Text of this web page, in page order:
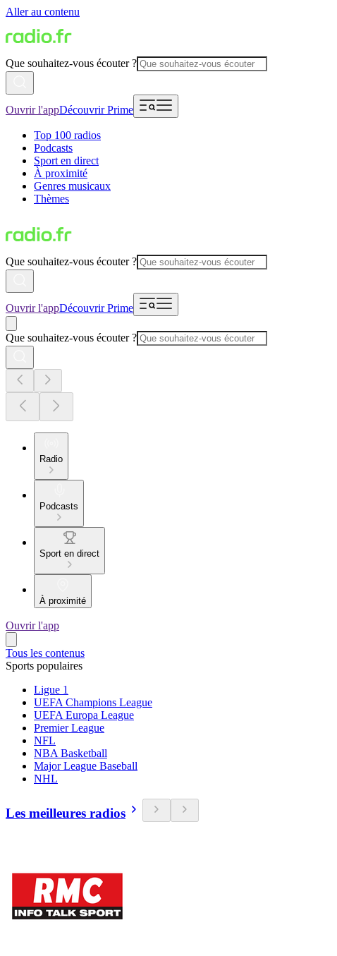
Aller au contenu
Que souhaitez-vous écouter ?
Ouvrir l'appDécouvrir Prime
Top 100 radios
Podcasts
Sport en direct
À proximité
Genres musicaux
Thèmes
Que souhaitez-vous écouter ?
Ouvrir l'appDécouvrir Prime
Que souhaitez-vous écouter ?
Radio
Podcasts
Sport en direct
À proximité
Ouvrir l'app
Tous les contenus
Sports populaires
Ligue 1
UEFA Champions League
UEFA Europa League
Premier League
NFL
NBA Basketball
Major League Baseball
NHL
Les meilleures radios